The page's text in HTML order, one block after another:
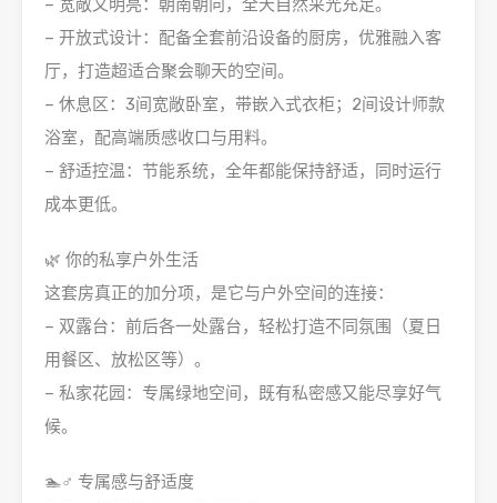
– 宽敞又明亮：朝南朝向，全天自然采光充足。
– 开放式设计：配备全套前沿设备的厨房，优雅融入客
厅，打造超适合聚会聊天的空间。
– 休息区：3间宽敞卧室，带嵌入式衣柜；2间设计师款
浴室，配高端质感收口与用料。
– 舒适控温：节能系统，全年都能保持舒适，同时运行
成本更低。
🌿 你的私享户外生活
这套房真正的加分项，是它与户外空间的连接：
– 双露台：前后各一处露台，轻松打造不同氛围（夏日
用餐区、放松区等）。
– 私家花园：专属绿地空间，既有私密感又能尽享好气
候。
🏊♂️ 专属感与舒适度